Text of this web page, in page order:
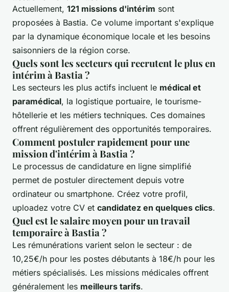
Actuellement, 121 missions d'intérim sont
proposées à Bastia. Ce volume important s'explique
par la dynamique économique locale et les besoins
saisonniers de la région corse.
Quels sont les secteurs qui recrutent le plus en
intérim à Bastia ?
Les secteurs les plus actifs incluent le médical et
paramédical, la logistique portuaire, le tourisme-
hôtellerie et les métiers techniques. Ces domaines
offrent régulièrement des opportunités temporaires.
Comment postuler rapidement pour une
mission d'intérim à Bastia ?
Le processus de candidature en ligne simplifié
permet de postuler directement depuis votre
ordinateur ou smartphone. Créez votre profil,
uploadez votre CV et candidatez en quelques clics.
Quel est le salaire moyen pour un travail
temporaire à Bastia ?
Les rémunérations varient selon le secteur : de
10,25€/h pour les postes débutants à 18€/h pour les
métiers spécialisés. Les missions médicales offrent
généralement les meilleurs tarifs.